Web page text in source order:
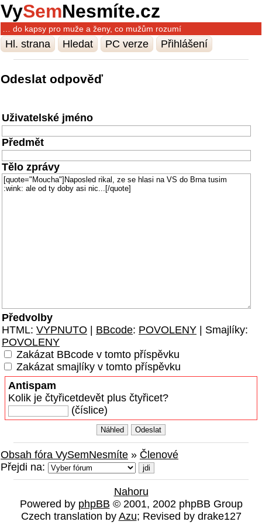
VySemNesmíte.cz
… do kapsy pro muže a ženy, co mužům rozumí
Hl. strana Hledat PC verze Přihlášení
Odeslat odpověď
Uživatelské jméno
Předmět
Tělo zprávy
Předvolby
HTML: VYPNUTO BBcode: POVOLENY | Smajlíky:
POVOLENY
Zakázat BBcode v tomto příspěvku
Zakázat smajlíky v tomto příspěvku
Antispam
Kolik je čtyřicetdevět plus čtyřicet?
(číslice)
Obsah fóra VySemNesmíte » Členové
Přejdi na:
Nahoru
Powered by phpBB © 2001, 2002 phpBB Group
Czech translation by Azu; Revised by drake127